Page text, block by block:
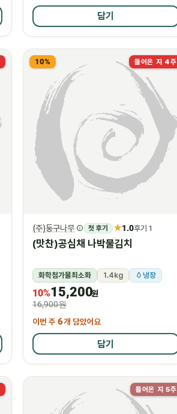
담기
들어온 지 4주
10%
(주)둥구나무 첫 후기 ★1.0후기 1
(맛찬)공심채 나박물김치
화학첨가물최소화 1.4kg 냉장
10%15,200원
16,900원
이번 주 6개 담았어요
담기
들어온 지 5주